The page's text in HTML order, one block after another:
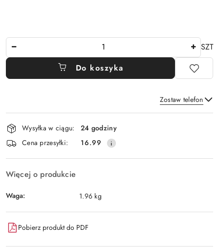
SZT
Do koszyka
Zostaw telefon
Wyślij
Dostępność
i
dostawa
Wysyłka w ciągu:
24 godziny
Cena przesyłki:
16.99
Więcej o produkcie
Waga: 1.96 kg
Pobierz produkt do PDF